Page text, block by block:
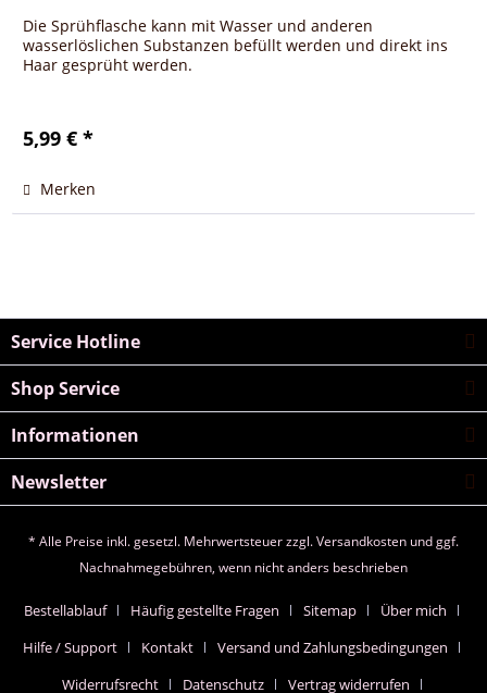
Die Sprühflasche kann mit Wasser und anderen
wasserlöslichen Substanzen befüllt werden und direkt ins
Haar gesprüht werden.
5,99 € *
Merken
Service Hotline
Shop Service
Informationen
Newsletter
* Alle Preise inkl. gesetzl. Mehrwertsteuer zzgl.Versandkosten und ggf.
Nachnahmegebühren, wenn nicht anders beschrieben
Bestellablauf Häufig gestellte Fragen Sitemap
Über mich
Hilfe / Support
Kontakt
Versand und Zahlungsbedingungen
Widerrufsrecht
Datenschutz Vertrag widerrufen